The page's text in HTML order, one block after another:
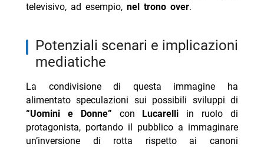
televisivo, ad esempio, nel trono over.
potenziali scenari e implicazioni
mediatiche
La condivisione di questa immagine ha
alimentato speculazioni sui possibili sviluppi di
“Uomini e Donne” con Lucarelli in ruolo di
protagonista, portando il pubblico a immaginare
un’inversione di rotta rispetto ai canoni